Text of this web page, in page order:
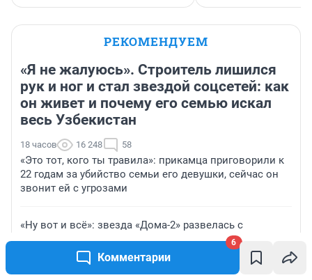
Комментарии
6
РЕКОМЕНДУЕМ
«Я не жалуюсь». Строитель лишился
рук и ног и стал звездой соцсетей: как
он живет и почему его семью искал
весь Узбекистан
18 часов 16 248 58
«Это тот, кого ты травила»: прикамца приговорили к
22 годам за убийство семьи его девушки, сейчас он
звонит ей с угрозами
«Ну вот и всё»: звезда «Дома-2» развелась с
молодым мужем
Август перевернет жизнь Козерогов. К чему готовит